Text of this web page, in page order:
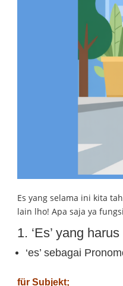
Es yang selama ini kita
lain lho! Apa saja ya
1. ‘Es’ yang
‘es’ sebagai
für Subjekt;